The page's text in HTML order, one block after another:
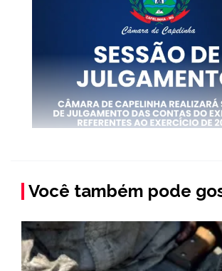
Você também pode